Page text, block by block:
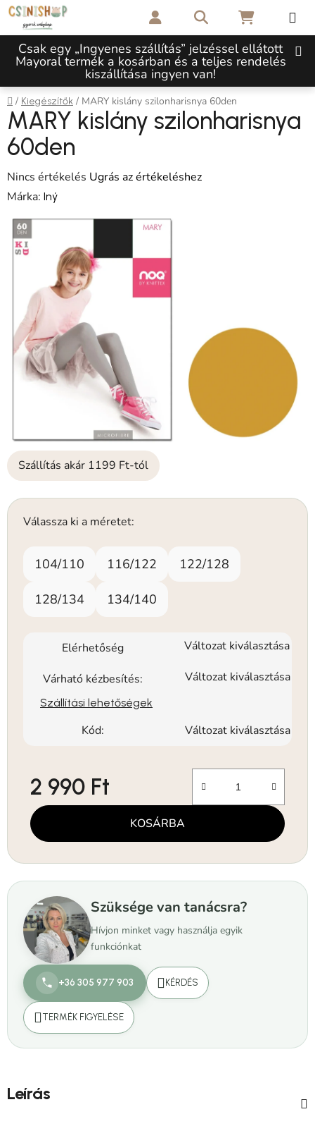
Ugrás a fő tartalomhoz
Csak egy „Ingyenes szállítás” jelzéssel ellátott
Mayoral termék a kosárban és a teljes rendelés
kiszállítása ingyen van!
KeresésKOSÁR
Kezdőlap
/ Kiegészítők / MARY kislány szilonharisnya 60den
Szállítás akár 1199 Ft-tól
Válassza ki a méretet:
104/110 116/122 122/128
128/134 134/140
Elérhetőség Változat kiválasztása
Várható kézbesítés: Változat kiválasztása
Szállítási lehetőségek
Kód: Változat kiválasztása
2 990 Ft
Egységár:
KOSÁRBA
Szüksége van tanácsra?
Hívjon minket vagy használja egyik
funkciónkat
+36 305 977 903 KÉRDÉS
TERMÉK FIGYELÉSE
MARY kislány szilonharisnya
60den
A termék átlagos értékelése 5-ből 0,0 csillag.
Nincs értékelés Ugrás az értékeléshez
Márka: Iný
Leírás